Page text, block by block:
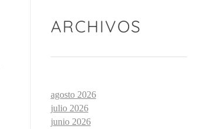
ARCHIVOS
agosto 2026
julio 2026
junio 2026